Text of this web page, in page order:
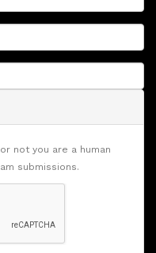
not you are a human
submissions.